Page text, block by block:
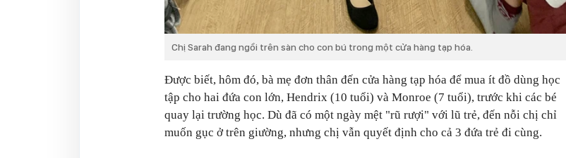
Chị Sarah đang ngồi trên sàn cho con bú trong một cửa hàng tạp hóa.
Được biết, hôm đó, bà mẹ đơn thân đến cửa hàng tạp hóa để mua ít đồ dùng học
tập cho hai đứa con lớn, Hendrix (10 tuổi) và Monroe (7 tuổi), trước khi các bé
quay lại trường học. Dù đã có một ngày mệt "rũ rượi" với lũ trẻ, đến nỗi chị chỉ
muốn gục ở trên giường, nhưng chị vẫn quyết định cho cả 3 đứa trẻ đi cùng.